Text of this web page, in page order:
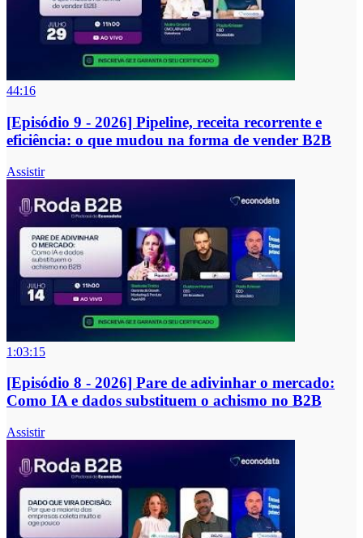
44:16
[Episódio 9 - 2026] Pipeline, receita recorrente e
eficiência: o que mudou na forma de vender B2B
Assistir
1:03:15
[Episódio 8 - 2026] Pare de adivinhar o mercado:
Como IA e dados substituem o achismo no B2B
Assistir